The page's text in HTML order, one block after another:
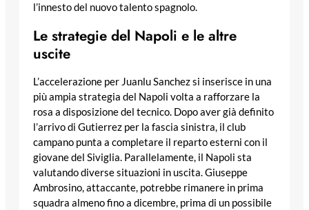
l’innesto del nuovo talento spagnolo.
Le strategie del Napoli e le altre
uscite
L’accelerazione per Juanlu Sanchez si inserisce in una
più ampia strategia del Napoli volta a rafforzare la
rosa a disposizione del tecnico. Dopo aver già definito
l’arrivo di Gutierrez per la fascia sinistra, il club
campano punta a completare il reparto esterni con il
giovane del Siviglia. Parallelamente, il Napoli sta
valutando diverse situazioni in uscita. Giuseppe
Ambrosino, attaccante, potrebbe rimanere in prima
squadra almeno fino a dicembre, prima di un possibile